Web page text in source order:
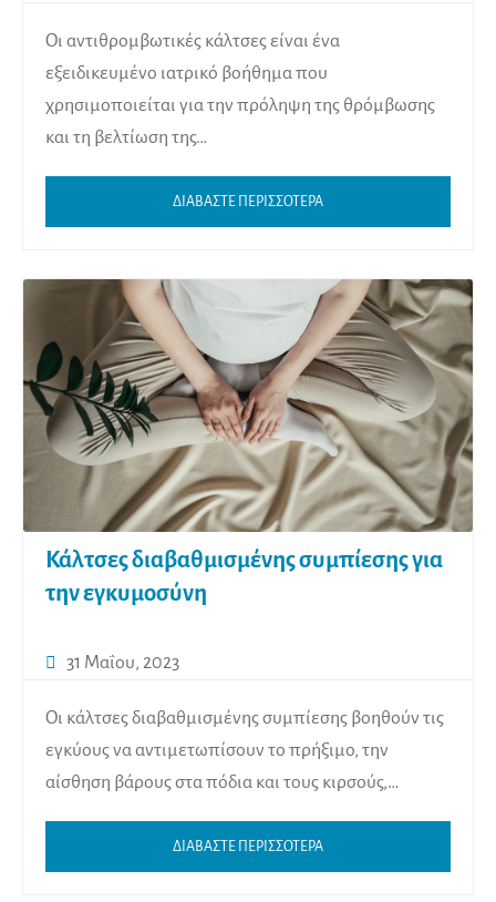
Οι αντιθρομβωτικές κάλτσες είναι ένα
εξειδικευμένο ιατρικό βοήθημα που
χρησιμοποιείται για την πρόληψη της θρόμβωσης
και τη βελτίωση της…
ΔΙΑΒΑΣΤΕ ΠΕΡΙΣΣΟΤΕΡΑ
Κάλτσες διαβαθμισμένης συμπίεσης για
την εγκυμοσύνη
31 Μαΐου, 2023
Οι κάλτσες διαβαθμισμένης συμπίεσης βοηθούν τις
εγκύους να αντιμετωπίσουν το πρήξιμο, την
αίσθηση βάρους στα πόδια και τους κιρσούς,…
ΔΙΑΒΑΣΤΕ ΠΕΡΙΣΣΟΤΕΡΑ